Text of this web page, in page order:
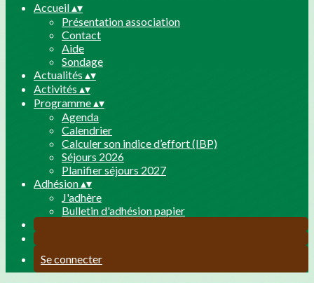
Accueil▴▾
Présentation association
Contact
Aide
Sondage
Actualités ▴▾
Activités ▴▾
Programme▴▾
Agenda
Calendrier
Calculer son indice d’effort (IBP)
Séjours 2026
Planifier séjours 2027
Adhésion▴▾
J'adhère
Bulletin d'adhésion papier
Se connecter